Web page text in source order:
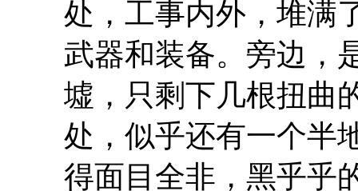
处，工事内外，堆满
武器和装备。旁边，
墟，只剩下几根扭曲
处，似乎还有一个半
得面目全非，黑乎乎